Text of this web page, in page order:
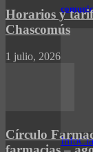
Horarios y
Chascomús
1 julio, 2026
Círculo